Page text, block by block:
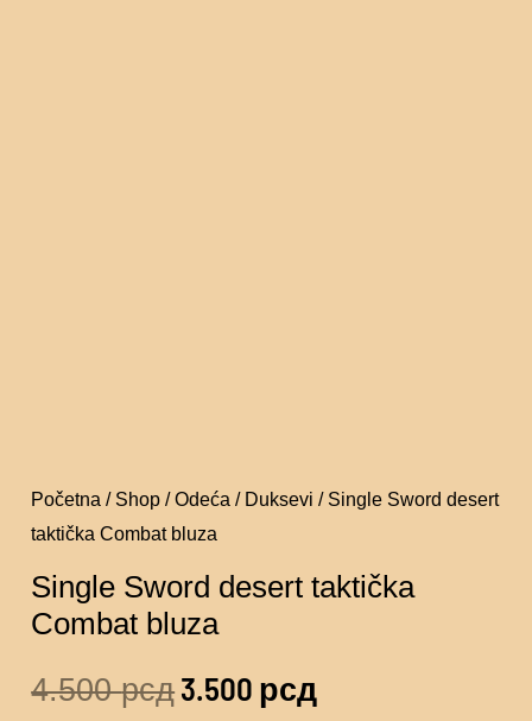
Početna / Shop /Odeća / Duksevi / Single Sword desert
taktička Combat bluza
Single Sword desert taktička
Combat bluza
4.500рсд 3.500 рсд